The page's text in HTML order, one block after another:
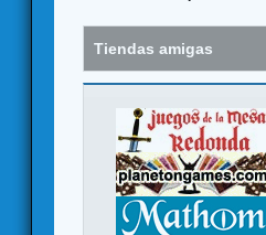
Tiendas amigas